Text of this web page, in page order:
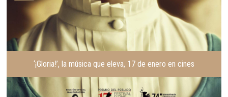
‘¡Gloria!’, la música que eleva, 17 de enero en cines